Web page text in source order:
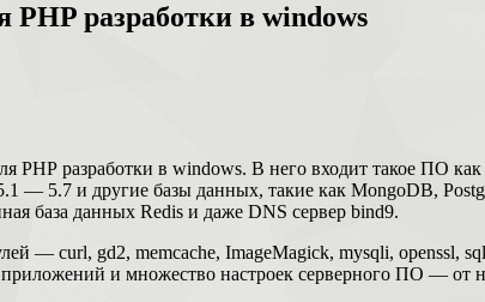
PHP разработки в windows
PHP разработки в windows. В него входит такое ПО
5.7 и другие базы данных, такие как MongoDB,
база данных Redis и даже DNS сервер bind9.
— curl, gd2, memcache, ImageMagick, mysqli, openssl,
приложений и множество настроек серверного ПО —